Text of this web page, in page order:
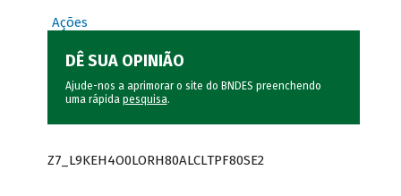
Ações
DÊ SUA OPINIÃO
Ajude-nos a aprimorar o site do BNDES preenchendo
uma rápida pesquisa.
Z7_L9KEH4O0LORH80ALCLTPF80SE2